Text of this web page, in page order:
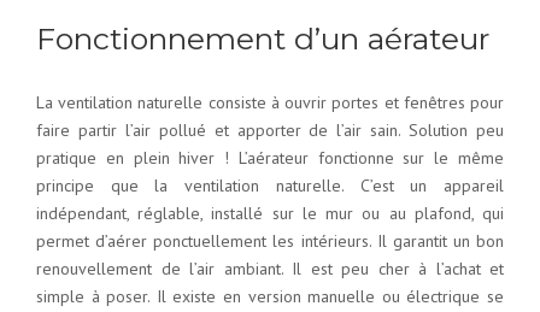
Fonctionnement d’un aérateur
La ventilation naturelle consiste à ouvrir portes et fenêtres pour
faire partir l’air pollué et apporter de l’air sain. Solution peu
pratique en plein hiver ! L’aérateur fonctionne sur le même
principe que la ventilation naturelle. C’est un appareil
indépendant, réglable, installé sur le mur ou au plafond, qui
permet d’aérer ponctuellement les intérieurs. Il garantit un bon
renouvellement de l’air ambiant. Il est peu cher à l’achat et
simple à poser. Il existe en version manuelle ou électrique se